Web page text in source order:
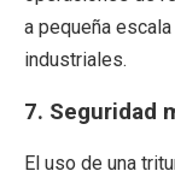
a pequeña
industriales.
7. Seguridad
El uso de una